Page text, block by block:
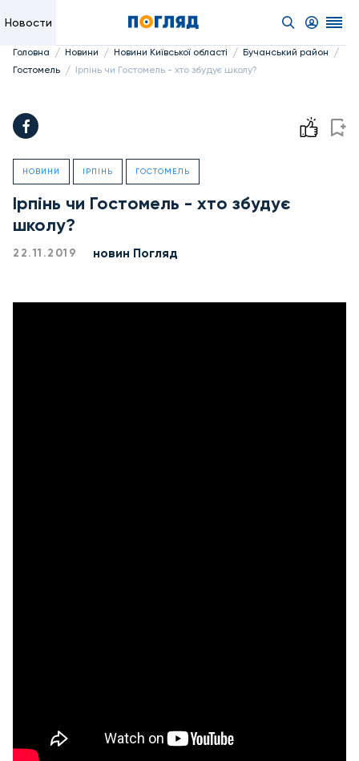
Новости
Головна / Новини / Новини Київської області / Бучанський район /
Гостомель / Ірпінь чи Гостомель - хто збудує школу?
НОВИНИ ІРПІНЬ ГОСТОМЕЛЬ
Ірпінь чи Гостомель - хто збудує
школу?
22.11.2019 новин Погляд